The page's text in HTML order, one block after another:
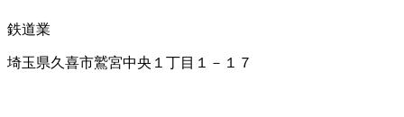
鉄道業
埼玉県久喜市鷲宮中央１丁目１－１７